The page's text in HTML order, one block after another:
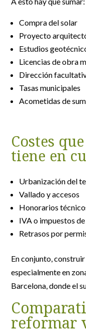
Compra del solar
Proyecto
Estudios
Licencias de obra
Dirección
Tasas municipales
Acometidas de
Costes
tiene en
Urbanización del
Vallado y accesos
Honorarios
IVA o impuestos
Retrasos por
En conjunto,
especialmente en
Barcelona, donde el
reformar